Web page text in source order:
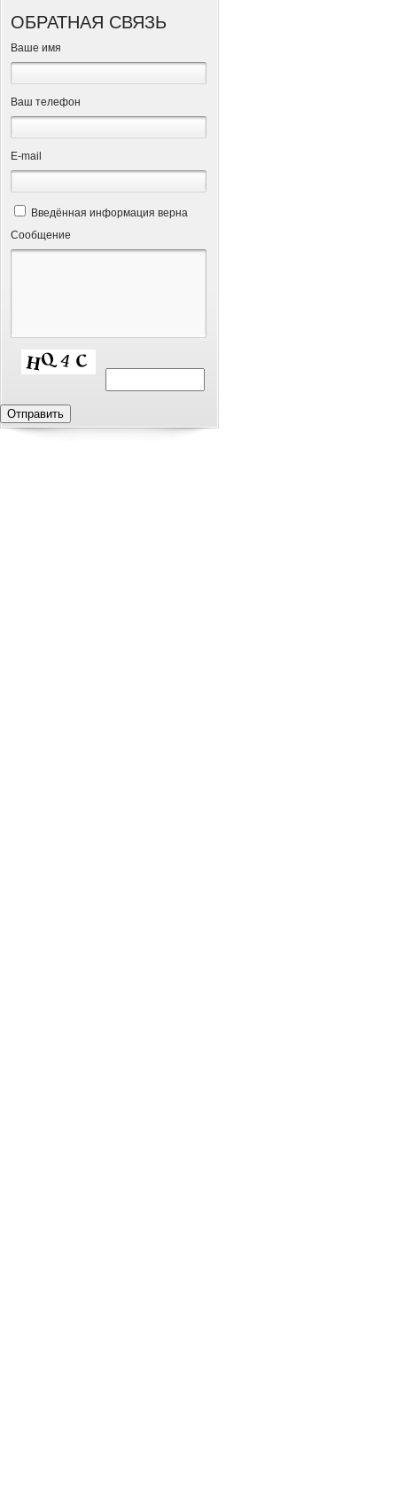
ОБРАТНАЯ СВЯЗЬ
Ваше имя
Ваш телефон
Е-mail
Введённая информация верна
Сообщение